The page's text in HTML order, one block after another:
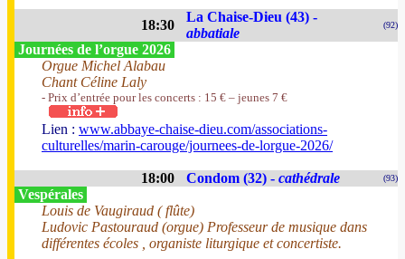
18:30
La Chaise-Dieu (43) -
abbatiale
(92)
Journées de l’orgue 2026
Orgue Michel Alabau
Chant Céline Laly
- Prix d’entrée pour les concerts : 15 € – jeunes 7 €
Lien : www.abbaye-chaise-dieu.com/associations-
culturelles/marin-carouge/journees-de-lorgue-2026/
18:00 Condom (32) - cathédrale (93)
Vespérales
Louis de Vaugiraud ( flûte)
Ludovic Pastouraud (orgue) Professeur de musique dans
différentes écoles , organiste liturgique et concertiste.